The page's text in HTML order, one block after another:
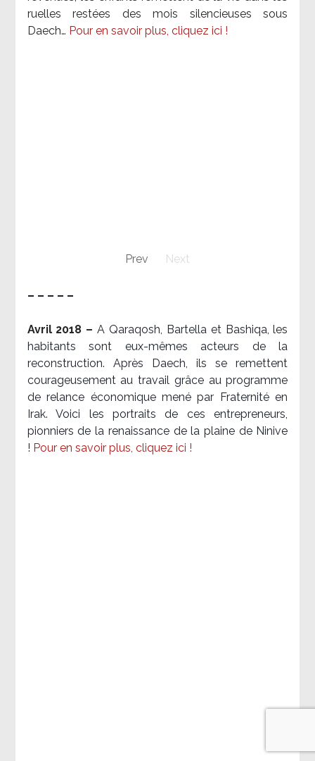
ruelles restées des mois silencieuses sous
Daech… Pour en savoir plus, cliquez ici !
Prev Next
– – – – –
Avril 2018 –A Qaraqosh, Bartella et Bashiqa, les
habitants sont eux-mêmes acteurs de la
reconstruction. Après Daech, ils se remettent
courageusement au travail grâce au programme
de relance économique mené par Fraternité en
Irak. Voici les portraits de ces entrepreneurs,
pionniers de la renaissance de la plaine de Ninive
! Pour en savoir plus, cliquez ici !